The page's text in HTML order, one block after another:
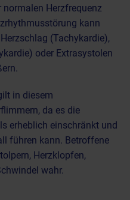
Herzfrequenz
kann
(Tachykardie),
oder Extrasystolen
in diesem
da es die
erheblich einschränkt und
führen kann. Betroffene
Herzklopfen,
wahr.